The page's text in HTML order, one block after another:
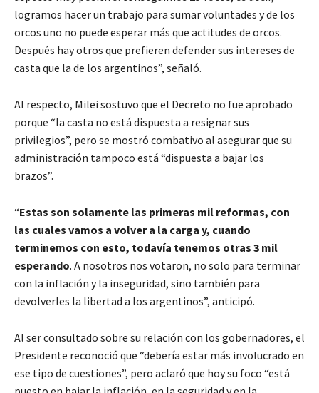
logramos hacer un trabajo para sumar voluntades y de los
orcos uno no puede esperar más que actitudes de orcos.
Después hay otros que prefieren defender sus intereses de
casta que la de los argentinos”, señaló.
Al respecto, Milei sostuvo que el Decreto no fue aprobado
porque “la casta no está dispuesta a resignar sus
privilegios”, pero se mostró combativo al asegurar que su
administración tampoco está “dispuesta a bajar los
brazos”.
“Estas son solamente las primeras mil reformas, con
las cuales vamos a volver a la carga y, cuando
terminemos con esto, todavía tenemos otras 3 mil
esperando. A nosotros nos votaron, no solo para terminar
con la inflación y la inseguridad, sino también para
devolverles la libertad a los argentinos”, anticipó.
Al ser consultado sobre su relación con los gobernadores, el
Presidente reconoció que “debería estar más involucrado en
ese tipo de cuestiones”, pero aclaró que hoy su foco “está